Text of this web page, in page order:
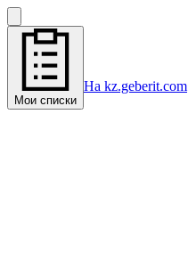
Мои списки
На kz.geberit.com